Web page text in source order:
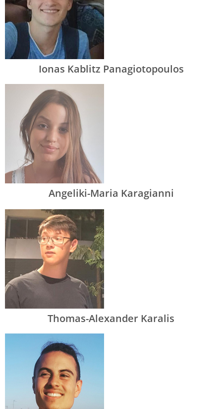
Ionas Kablitz Panagiotopoulos
Angeliki-Maria Karagianni
Thomas-Alexander Karalis